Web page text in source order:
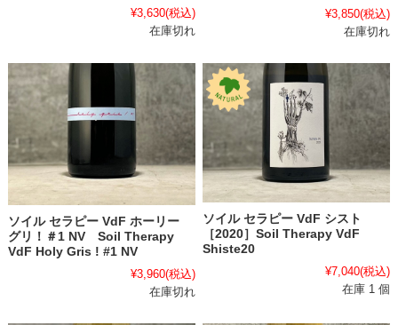
¥3,630(税込)
在庫切れ
¥3,850(税込)
在庫切れ
ソイル セラピー VdF ホーリー
グリ！＃1 NV Soil Therapy
VdF Holy Gris ! #1 NV
¥3,960(税込)
在庫切れ
ソイル セラピー VdF シスト
［2020］Soil Therapy VdF
Shiste20
¥7,040(税込)
在庫 1 個